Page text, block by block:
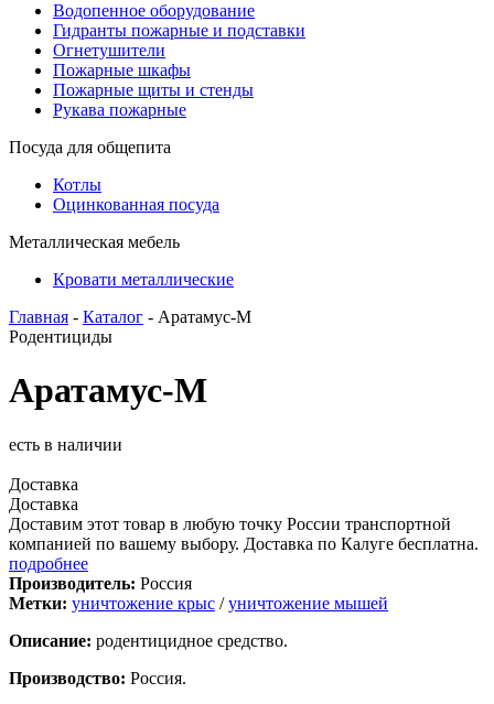
Водопенное оборудование
Гидранты пожарные и подставки
Огнетушители
Пожарные шкафы
Пожарные щиты и стенды
Рукава пожарные
Посуда для общепита
Котлы
Оцинкованная посуда
Металлическая мебель
Кровати металлические
Главная - Каталог - Аратамус-М
Родентициды
Аратамус-М
есть в наличии
Доставка
Доставка
Доставим этот товар в любую точку России транспортной
компанией по вашему выбору. Доставка по Калуге бесплатна.
подробнее
Производитель: Россия
Метки: уничтожение крыс /уничтожение мышей
Описание: родентицидное средство.
Производство: Россия.